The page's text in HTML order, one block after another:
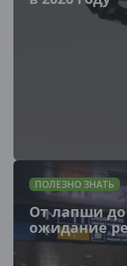
ПОЛЕЗНО ЗНАТЬ
От лапши до
ожидание